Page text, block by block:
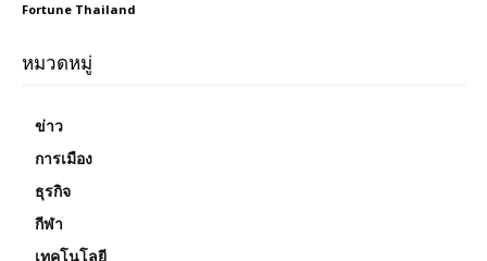
Fortune Thailand
หมวดหมู่
ข่าว
การเมือง
ธุรกิจ
กีฬา
เทคโนโลยี